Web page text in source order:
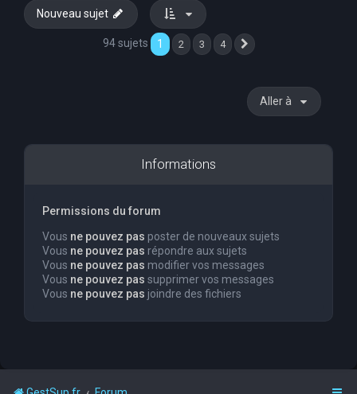
Nouveau sujet
94 sujets 1 2 3 4
Aller à
Informations
Permissions du forum
Vous ne pouvez pas poster de nouveaux sujets
Vous ne pouvez pas répondre aux sujets
Vous ne pouvez pas modifier vos messages
Vous ne pouvez pas supprimer vos messages
Vous ne pouvez pas joindre des fichiers